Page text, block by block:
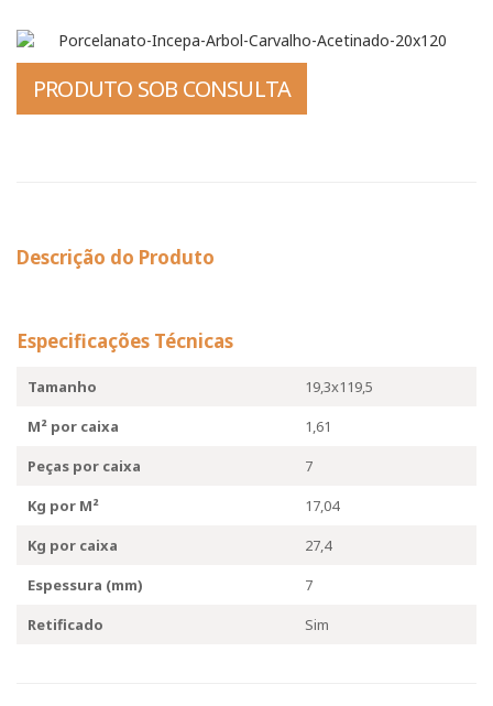
PRODUTO SOB CONSULTA
Descrição do Produto
Especificações Técnicas
Tamanho
19,3x119,5
M² por caixa
1,61
Peças por caixa
7
Kg por M²
17,04
Kg por caixa
27,4
Espessura (mm)
7
Retificado
Sim